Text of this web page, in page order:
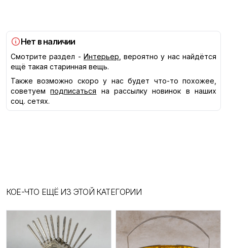
Нет в наличии
Смотрите раздел - Интерьер , вероятно у нас найдётся
ещё такая старинная вещь.
Также возможно скоро у нас будет что-то похожее,
советуем
подписаться
на рассылку новинок в наших
соц. сетях.
КОЕ-ЧТО ЕЩЁ ИЗ ЭТОЙ КАТЕГОРИИ